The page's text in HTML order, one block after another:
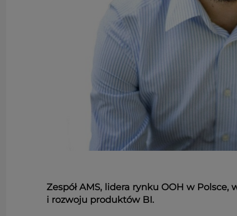
Zespół AMS, lidera rynku OOH w
i rozwoju produktów BI.